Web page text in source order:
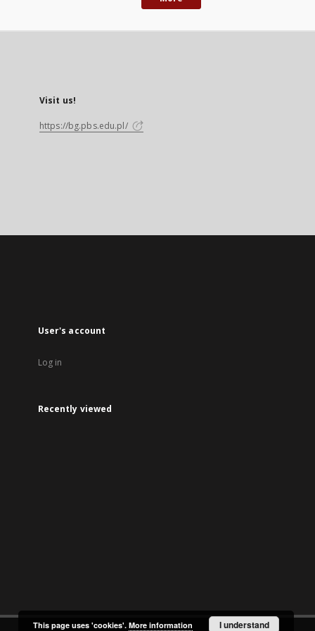
Visit us!
https://bg.pbs.edu.pl/
User's account
Log in
Recently viewed
This page uses 'cookies'. More information I understand